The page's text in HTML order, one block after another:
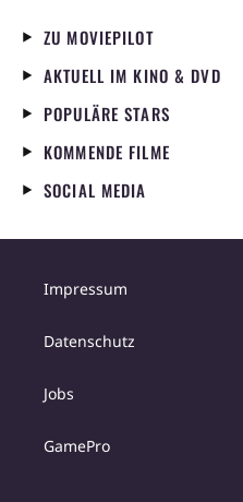
ZU MOVIEPILOT
AKTUELL IM KINO & DVD
POPULÄRE STARS
KOMMENDE FILME
SOCIAL MEDIA
Impressum
Datenschutz
Jobs
GamePro